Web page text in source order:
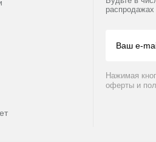
распродажах
Нажимая
оферты и